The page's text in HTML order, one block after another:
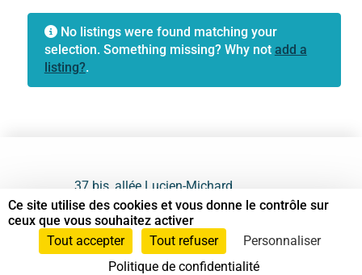
No listings were found matching your
selection. Something missing? Why not add a
listing?.
37 bis, allée Lucien-Michard
93190 Livry-Gargan
06 61 87 28 09
Ce site utilise des cookies et vous donne le contrôle sur
ceux que vous souhaitez activer
Tout accepter
Tout refuser
Personnaliser
Politique de confidentialité